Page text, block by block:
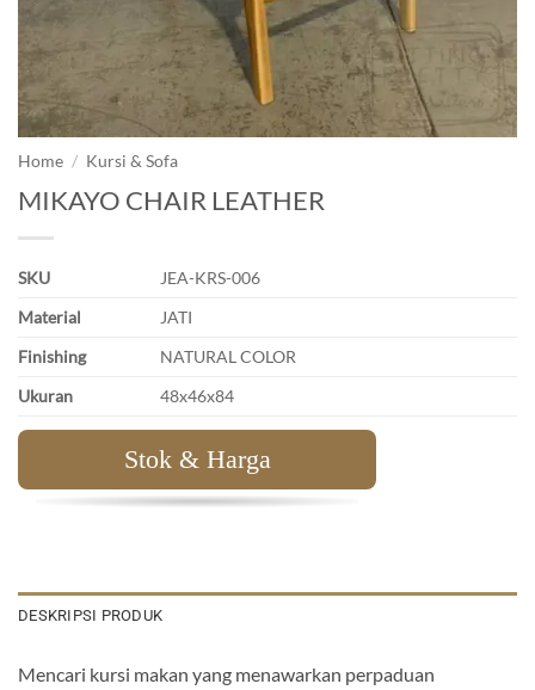
Home / Kursi & Sofa
MIKAYO CHAIR LEATHER
SKU
JEA-KRS-006
Material
JATI
Finishing
NATURAL COLOR
Ukuran
48x46x84
Stok & Harga
DESKRIPSI PRODUK
Mencari kursi makan yang menawarkan perpaduan